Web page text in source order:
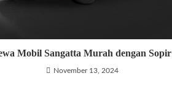
Mobil Sangatta Murah dengan Sopir
November 13, 2024